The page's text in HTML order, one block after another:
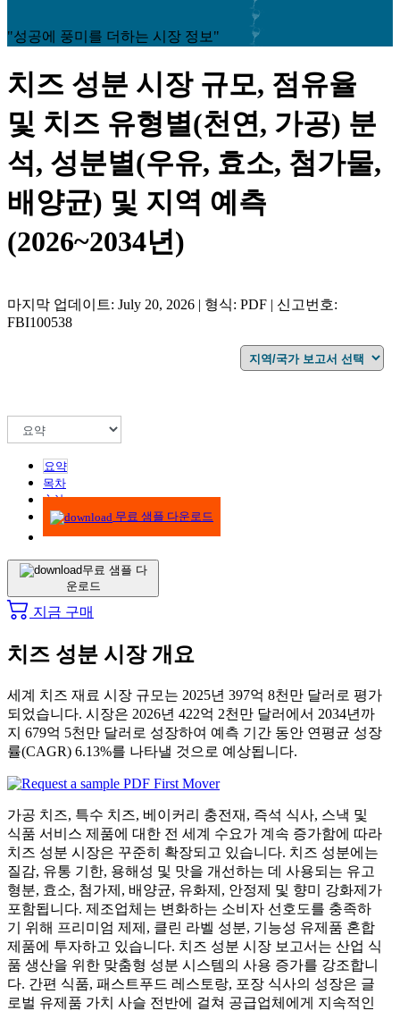
"성공에 풍미를 더하는 시장 정보"
치즈 성분 시장 규모, 점유율
및 치즈 유형별(천연, 가공) 분
석, 성분별(우유, 효소, 첨가물,
배양균) 및 지역 예측
(2026~2034년)
마지막 업데이트: July 20, 2026 | 형식: PDF | 신고번호:
FBI100538
요약
목차
方法
무료 샘플 다운로드
무료 샘플 다
운로드
지금 구매
치즈 성분 시장 개요
세계 치즈 재료 시장 규모는 2025년 397억 8천만 달러로 평가
되었습니다. 시장은 2026년 422억 2천만 달러에서 2034년까
지 679억 5천만 달러로 성장하여 예측 기간 동안 연평균 성장
률(CAGR) 6.13%를 나타낼 것으로 예상됩니다.
가공 치즈, 특수 치즈, 베이커리 충전재, 즉석 식사, 스낵 및
식품 서비스 제품에 대한 전 세계 수요가 계속 증가함에 따라
치즈 성분 시장은 꾸준히 확장되고 있습니다. 치즈 성분에는
질감, 유통 기한, 용해성 및 맛을 개선하는 데 사용되는 유고
형분, 효소, 첨가제, 배양균, 유화제, 안정제 및 향미 강화제가
포함됩니다. 제조업체는 변화하는 소비자 선호도를 충족하
기 위해 프리미엄 제제, 클린 라벨 성분, 기능성 유제품 혼합
제품에 투자하고 있습니다. 치즈 성분 시장 보고서는 산업 식
품 생산을 위한 맞춤형 성분 시스템의 사용 증가를 강조합니
다. 간편 식품, 패스트푸드 레스토랑, 포장 식사의 성장은 글
로벌 유제품 가치 사슬 전반에 걸쳐 공급업체에게 지속적인